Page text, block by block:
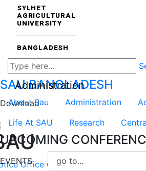
SYLHET
AGRICULTURAL
UNIVERSITY
BANGLADESH
SAUBANGLADESH
About Sau Administration
Life At SAU
Research
UPCOMING
EVENTS
Administration
Download
Office Order Result